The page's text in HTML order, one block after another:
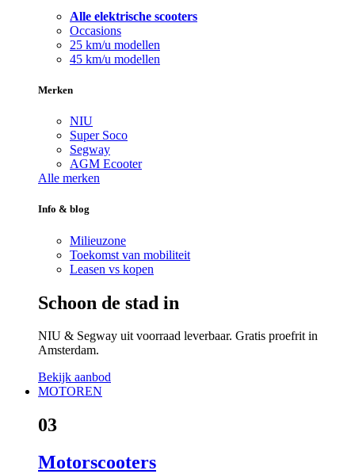
Alle elektrische scooters
Occasions
25 km/u modellen
45 km/u modellen
Merken
NIU
Super Soco
Segway
AGM Ecooter
Alle merken
Info & blog
Milieuzone
Toekomst van mobiliteit
Leasen vs kopen
Schoon de stad in
NIU & Segway uit voorraad leverbaar. Gratis proefrit in
Amsterdam.
Bekijk aanbod
MOTOREN
03
Motorscooters